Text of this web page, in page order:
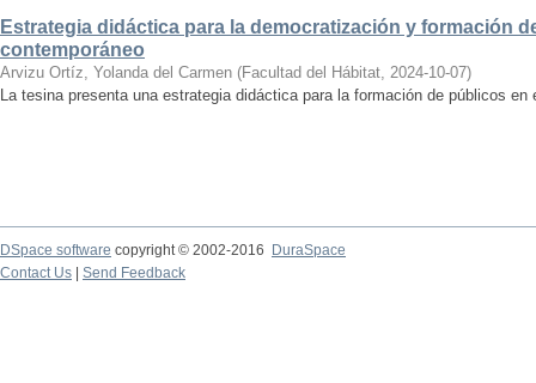
Estrategia didáctica para la democratización y formación
contemporáneo
Arvizu Ortíz, Yolanda del Carmen (Facultad del Hábitat, 2024-10-07)
La tesina presenta una estrategia didáctica para la formación de públicos en
DSpace software copyright © 2002-2016
DuraSpace
Contact Us
Send Feedback